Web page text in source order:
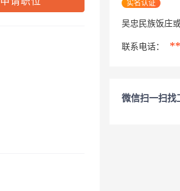
实名认证
吴忠民族饭庄
联系电话：
微信扫一扫找